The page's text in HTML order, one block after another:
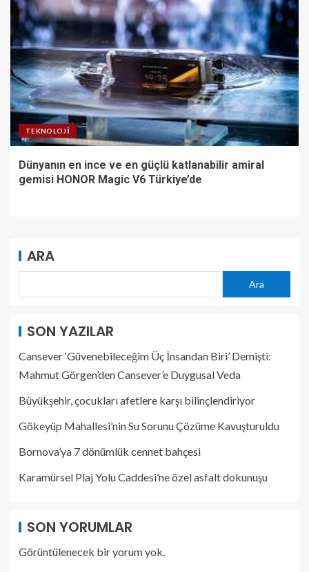
TEKNOLOJI
Dünyanın en ince ve en güçlü katlanabilir amiral
gemisi HONOR Magic V6 Türkiye’de
ARA
Ara
SON YAZILAR
Cansever ‘Güvenebileceğim Üç İnsandan Biri’ Demişti:
Mahmut Görgen’den Cansever’e Duygusal Veda
Büyükşehir, çocukları afetlere karşı bilinçlendiriyor
Gökeyüp Mahallesi’nin Su Sorunu Çözüme Kavuşturuldu
Bornova’ya 7 dönümlük cennet bahçesi
Karamürsel Plaj Yolu Caddesi’ne özel asfalt dokunuşu
SON YORUMLAR
Görüntülenecek bir yorum yok.